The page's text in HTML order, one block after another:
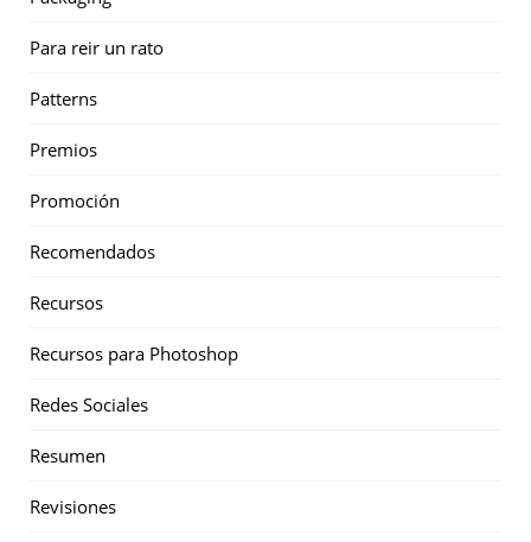
Para reir un rato
Patterns
Premios
Promoción
Recomendados
Recursos
Recursos para Photoshop
Redes Sociales
Resumen
Revisiones